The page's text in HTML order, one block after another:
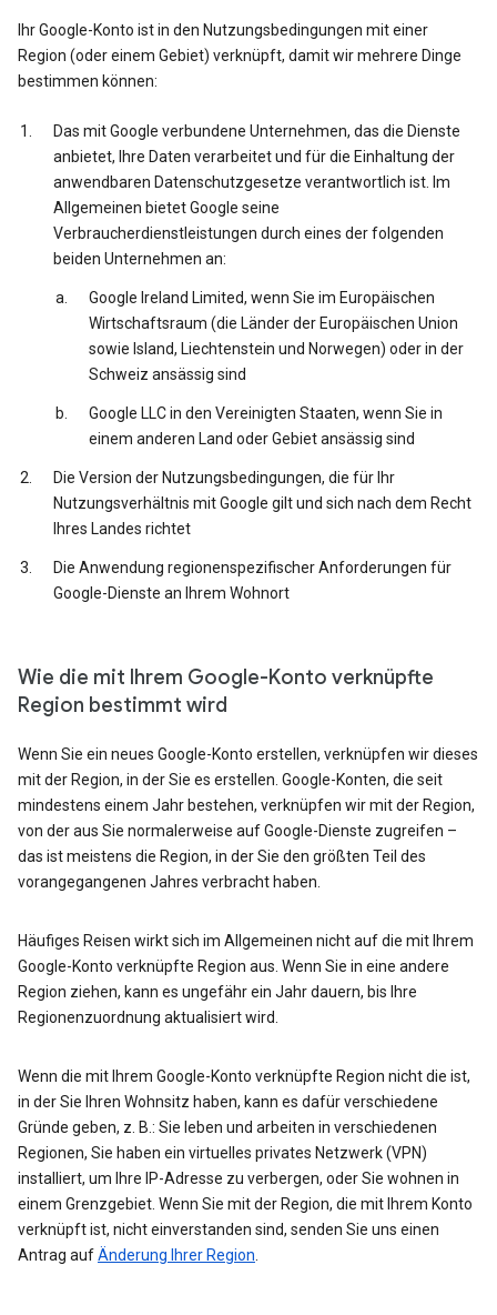
Ihr Google-Konto ist in den Nutzungsbedingungen mit einer
Region (oder einem Gebiet) verknüpft, damit wir mehrere Dinge
bestimmen können:
Das mit Google verbundene Unternehmen, das die Dienste
anbietet, Ihre Daten verarbeitet und für die Einhaltung der
anwendbaren Datenschutzgesetze verantwortlich ist. Im
Allgemeinen bietet Google seine
Verbraucherdienstleistungen durch eines der folgenden
beiden Unternehmen an:
Google Ireland Limited, wenn Sie im Europäischen
Wirtschaftsraum (die Länder der Europäischen Union
sowie Island, Liechtenstein und Norwegen) oder in der
Schweiz ansässig sind
Google LLC in den Vereinigten Staaten, wenn Sie in
einem anderen Land oder Gebiet ansässig sind
Die Version der Nutzungsbedingungen, die für Ihr
Nutzungsverhältnis mit Google gilt und sich nach dem Recht
Ihres Landes richtet
Die Anwendung regionenspezifischer Anforderungen für
Google-Dienste an Ihrem Wohnort
Wie die mit Ihrem Google-Konto verknüpfte
Region bestimmt wird
Wenn Sie ein neues Google-Konto erstellen, verknüpfen wir dieses
mit der Region, in der Sie es erstellen. Google-Konten, die seit
mindestens einem Jahr bestehen, verknüpfen wir mit der Region,
von der aus Sie normalerweise auf Google-Dienste zugreifen –
das ist meistens die Region, in der Sie den größten Teil des
vorangegangenen Jahres verbracht haben.
Häufiges Reisen wirkt sich im Allgemeinen nicht auf die mit Ihrem
Google-Konto verknüpfte Region aus. Wenn Sie in eine andere
Region ziehen, kann es ungefähr ein Jahr dauern, bis Ihre
Regionenzuordnung aktualisiert wird.
Wenn die mit Ihrem Google-Konto verknüpfte Region nicht die ist,
in der Sie Ihren Wohnsitz haben, kann es dafür verschiedene
Gründe geben, z. B.: Sie leben und arbeiten in verschiedenen
Regionen, Sie haben ein virtuelles privates Netzwerk (VPN)
installiert, um Ihre IP-Adresse zu verbergen, oder Sie wohnen in
einem Grenzgebiet. Wenn Sie mit der Region, die mit Ihrem Konto
verknüpft ist, nicht einverstanden sind, senden Sie uns einen
Antrag aufÄnderung Ihrer Region